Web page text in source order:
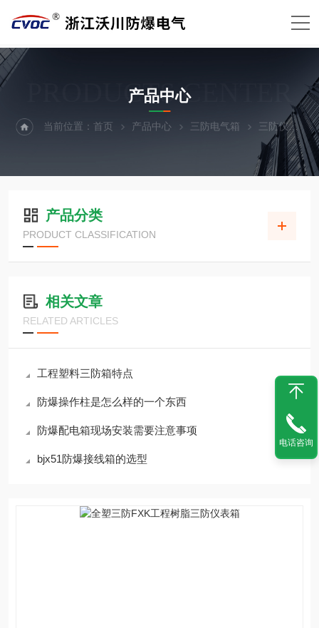
PRODUCTS CENTER
产品中心
当前位置：首页 产品中心 三防电气箱 三防仪表箱
产品分类
PRODUCT CLASSIFICATION
相关文章
RELATED ARTICLES
工程塑料三防箱特点
防爆操作柱是怎么样的一个东西
防爆配电箱现场安装需要注意事项
bjx51防爆接线箱的选型
电话咨询